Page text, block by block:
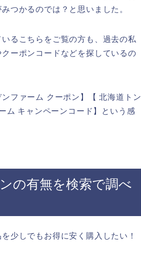
つかるのでは？と思いました。
るこちらをご覧の方も、過去の私
ーポンコードなどを探しているの
ファーム クーポン】【 北海道トン
ム キャンペーンコード】という感
の有無を検索で調べ
少しでもお得に安く購入したい！